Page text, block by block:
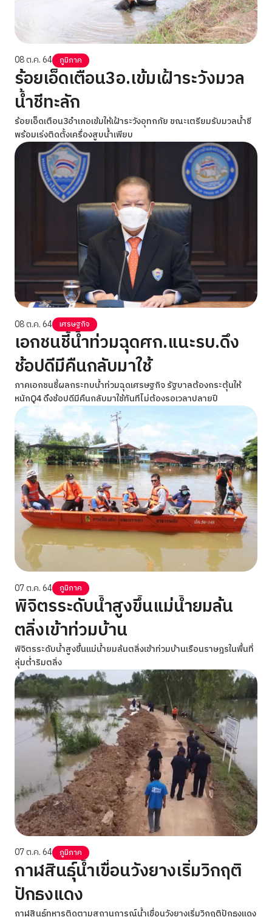
08 ต.ค. 64 ภูมิภาค
ร้อยเอ็ดเตือน3อ.เข้มเฝ้าระวังมวล
น้ำชีทะลัก
ร้อยเอ็ดเตือน3อำเภอเข้มให้เฝ้าระวังอุทกภัย ขณะเตรียมรับมวลน้ำชี
พร้อมเร่งติดตั้งเครื่องสูบน้ำเพียบ
08 ต.ค. 64 เศรษฐกิจ
เอกชนชี้น้ำท่วมฉุดศก.แนะรบ.ดึง
ช้อปดีมีคืนกลับมาใช้
ภาคเอกชนชี้ผลกระทบน้ำท่วมฉุดเศรษฐกิจ รัฐบาลต้องกระตุ้นให้
หนักQ4 ดึงช้อปดีมีคืนกลับมาใช้ทันทีไม่ต้องรอเวลาปลายปี
07 ต.ค. 64 ภูมิภาค
พิจิตรระดับน้ำสูงขึ้นแม่น้ำยมล้น
ตลิ่งเข้าท่วมบ้าน
พิจิตรระดับน้ำสูงขึ้นแม่น้ำยมล้นตลิ่งเข้าท่วมบ้านเรือนราษฎรในพื้นที่
ลุ่มต่ำริมตลิ่ง
07 ต.ค. 64 ภูมิภาค
กาฬสินธุ์น้ำเขื่อนวังยางเริ่มวิกฤติ
ปักธงแดง
กาฬสินธุ์ทหารติดตามสถานการณ์น้ำเขื่อนวังยางเริ่มวิกฤติปักธงแดง